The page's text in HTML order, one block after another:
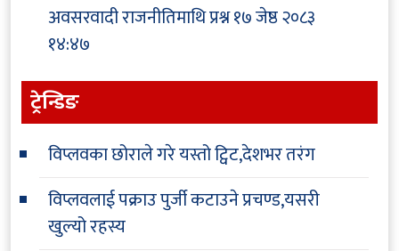
अवसरवादी राजनीतिमाथि प्रश्न१७ जेष्ठ २०८३
१४:४७
ट्रेन्डिङ
विप्लवका छोराले गरे यस्तो ट्विट,देशभर तरंग
विप्लवलाई पक्राउ पुर्जी कटाउने प्रचण्ड,यसरी
खुल्यो रहस्य